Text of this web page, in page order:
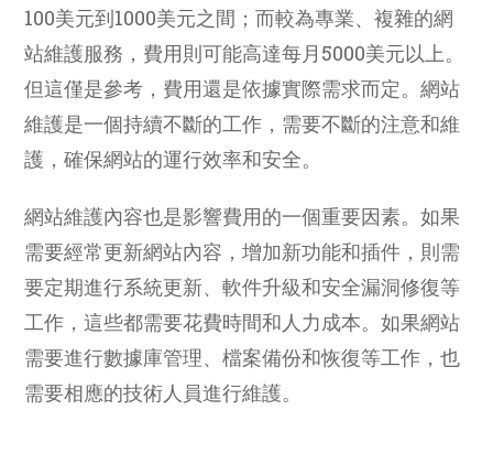
100美元到1000美元之間；而較為專業、複雜的網
站維護服務，費用則可能高達每月5000美元以上。
但這僅是參考，費用還是依據實際需求而定。網站
維護是一個持續不斷的工作，需要不斷的注意和維
護，確保網站的運行效率和安全。
網站維護內容也是影響費用的一個重要因素。如果
需要經常更新網站內容，增加新功能和插件，則需
要定期進行系統更新、軟件升級和安全漏洞修復等
工作，這些都需要花費時間和人力成本。如果網站
需要進行數據庫管理、檔案備份和恢復等工作，也
需要相應的技術人員進行維護。